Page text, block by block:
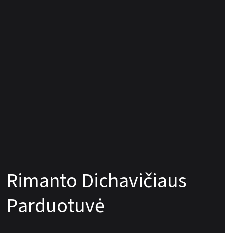
Rimanto Dichavičiaus
Parduotuvė